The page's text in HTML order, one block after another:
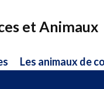
et Animaux
Les animaux de